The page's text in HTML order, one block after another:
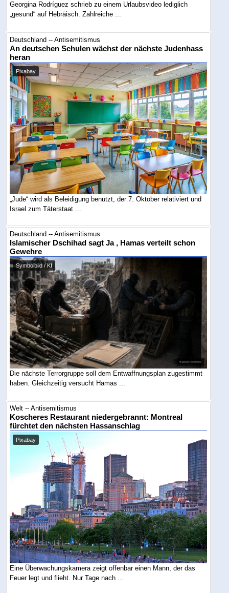
Georgina Rodríguez schrieb zu einem Urlaubsvideo lediglich
„gesund“ auf Hebräisch. Zahlreiche ...
Deutschland -- Antisemitismus
An deutschen Schulen wächst der nächste Judenhass
heran
Pixabay
„Jude“ wird als Beleidigung benutzt, der 7. Oktober relativiert und
Israel zum Täterstaat ...
Deutschland -- Antisemitismus
Islamischer Dschihad sagt Ja , Hamas verteilt schon
Gewehre
Symbolbild / KI
Die nächste Terrorgruppe soll dem Entwaffnungsplan zugestimmt
haben. Gleichzeitig versucht Hamas ...
Welt -- Antisemitismus
Koscheres Restaurant niedergebrannt: Montreal
fürchtet den nächsten Hassanschlag
Pixabay
Eine Überwachungskamera zeigt offenbar einen Mann, der das
Feuer legt und flieht. Nur Tage nach ...